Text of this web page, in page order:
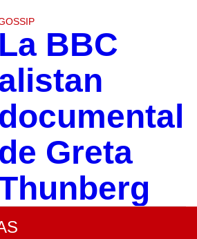
La BBC
documental
de Greta